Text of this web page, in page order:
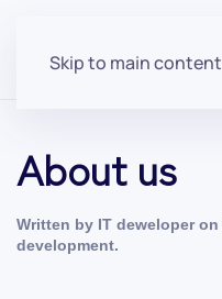
Skip to main content
About us
Written by IT deweloper on
development.